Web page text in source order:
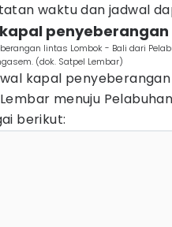
waktu dan jadwal
kapal
lintas Lombok - Bali dari
(dok. Satpel Lembar)
kapal
menuju
berikut: